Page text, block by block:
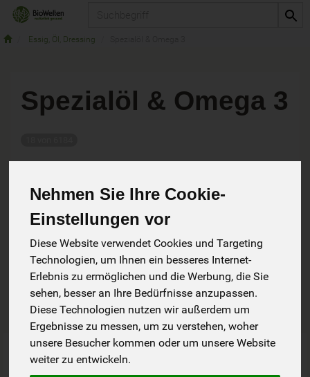
Nehmen Sie Ihre Cookie-
Einstellungen vor
Diese Website verwendet Cookies und Targeting
Technologien, um Ihnen ein besseres Internet-
Erlebnis zu ermöglichen und die Werbung, die Sie
sehen, besser an Ihre Bedürfnisse anzupassen.
Diese Technologien nutzen wir außerdem um
Ergebnisse zu messen, um zu verstehen, woher
unsere Besucher kommen oder um unsere Website
weiter zu entwickeln.
Essig, Öl, Dressing
Spezialöl & Omega 3
Hersteller Ernährung
Allergene
Art.-Nr. 4911 Art.-Nr. 200448